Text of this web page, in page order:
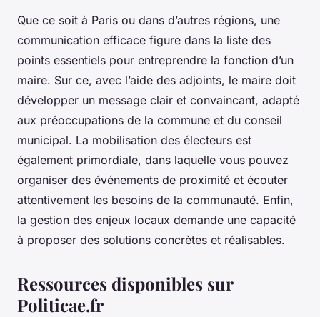
Que ce soit à Paris ou dans d’autres régions, une
communication efficace figure dans la liste des
points essentiels pour entreprendre la fonction d’un
maire. Sur ce, avec l’aide des adjoints, le maire doit
développer un message clair et convaincant, adapté
aux préoccupations de la commune et du conseil
municipal. La mobilisation des électeurs est
également primordiale, dans laquelle vous pouvez
organiser des événements de proximité et écouter
attentivement les besoins de la communauté. Enfin,
la gestion des enjeux locaux demande une capacité
à proposer des solutions concrètes et réalisables.
Ressources disponibles sur
Politicae.fr